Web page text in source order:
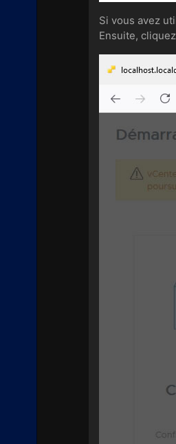
Si vous avez
Ensuite,